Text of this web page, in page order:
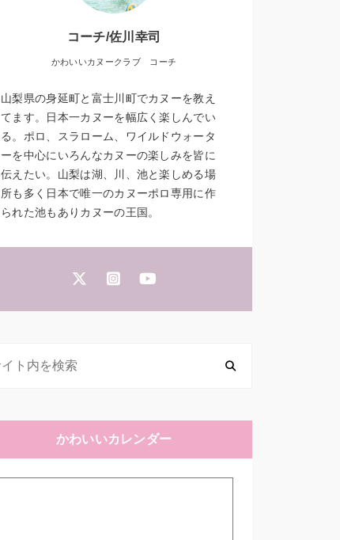
コーチ/佐川幸司
かわいいカヌークラブ コーチ
山梨県の身延町と富士川町でカヌーを教え
てます。日本一カヌーを幅広く楽しんでい
る。ポロ、スラローム、ワイルドウォータ
ーを中心にいろんなカヌーの楽しみを皆に
伝えたい。山梨は湖、川、池と楽しめる場
所も多く日本で唯一のカヌーポロ専用に作
られた池もありカヌーの王国。
かわいいカレンダー